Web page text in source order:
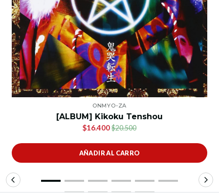
ONMYO-ZA
[ALBUM] Kikoku Tenshou
$16.400$20.500
AÑADIR AL CARRO